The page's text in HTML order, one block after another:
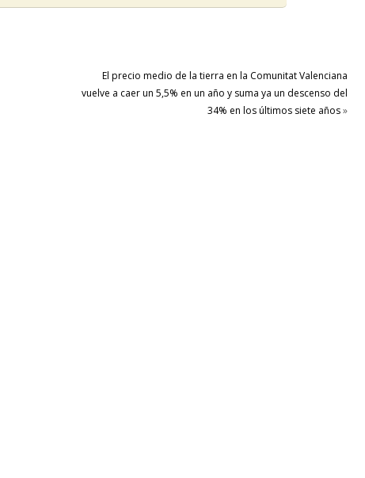
El precio medio de la tierra en la Comunitat Valenciana
vuelve a caer un 5,5% en un año y suma ya un descenso del
34% en los últimos siete años»